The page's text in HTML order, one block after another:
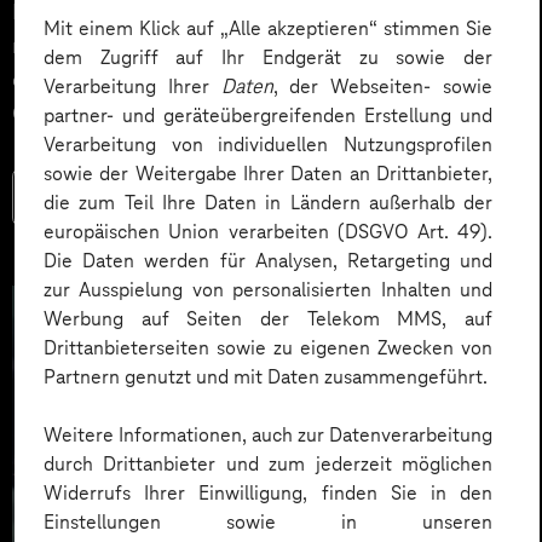
Mit einem Klick auf „Alle akzeptieren“ stimmen Sie
dem Zugriff auf Ihr Endgerät zu sowie der
Verarbeitung Ihrer Daten, der Webseiten- sowie
partner- und geräteübergreifenden Erstellung und
Verarbeitung von individuellen Nutzungsprofilen
sowie der Weitergabe Ihrer Daten an Drittanbieter,
die zum Teil Ihre Daten in Ländern außerhalb der
europäischen Union verarbeiten (DSGVO Art. 49).
Die Daten werden für Analysen, Retargeting und
zur Ausspielung von personalisierten Inhalten und
Werbung auf Seiten der Telekom MMS, auf
Drittanbieterseiten sowie zu eigenen Zwecken von
Partnern genutzt und mit Daten zusammengeführt.
Weitere Informationen, auch zur Datenverarbeitung
durch Drittanbieter und zum jederzeit möglichen
Widerrufs Ihrer Einwilligung, finden Sie in den
Einstellungen sowie in unseren
Einführung von künstlicher Intelligenz zeigt sich, dass
nicht die Technik über Erfolg oder Misserfolg
entscheidet, sondern die Veränderungskompetenz der
Organisation.
Mehr lesen